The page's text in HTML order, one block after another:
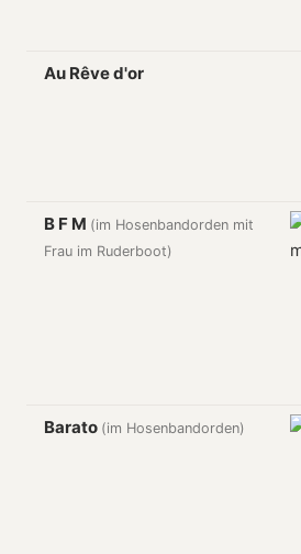
Au Rêve d'or
B F M (im Hosenbandorden mit
Frau im Ruderboot)
Barato (im Hosenbandorden)